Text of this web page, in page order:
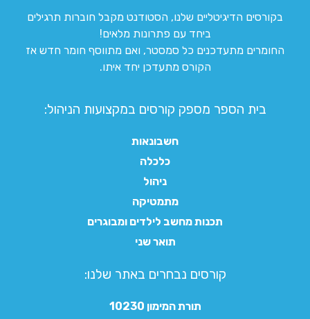
בקורסים הדיגיטליים שלנו, הסטודנט מקבל חוברות תרגילים
ביחד עם פתרונות מלאים!
החומרים מתעדכנים כל סמסטר, ואם מתווסף חומר חדש אז
הקורס מתעדכן יחד איתו.
בית הספר מספק קורסים במקצועות הניהול:
חשבונאות
כלכלה
ניהול
מתמטיקה
תכנות מחשב לילדים ומבוגרים
תואר שני
קורסים נבחרים באתר שלנו:​
תורת המימון 10230